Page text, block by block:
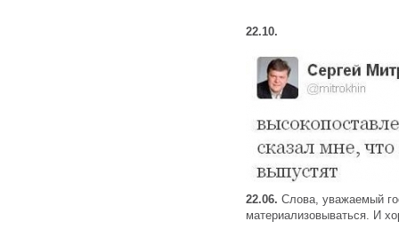
22.10.
22.06. Слова, уважаемый
материализовываться. И